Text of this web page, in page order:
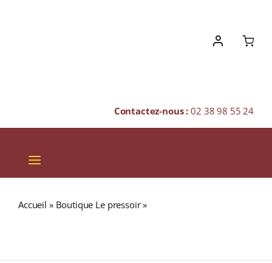
Contactez-nous :02 38 98 55 24
Toggle
Navigation
Accueil » Boutique Le pressoir»